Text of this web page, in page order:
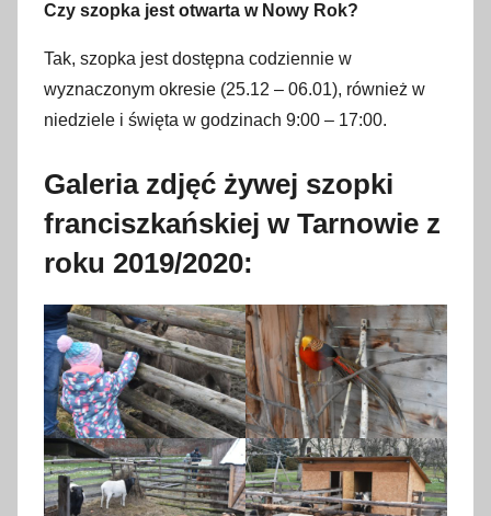
Czy szopka jest otwarta w Nowy Rok?
Tak, szopka jest dostępna codziennie w
wyznaczonym okresie (25.12 – 06.01), również w
niedziele i święta w godzinach 9:00 – 17:00.
Galeria zdjęć żywej szopki
franciszkańskiej w Tarnowie z
roku 2019/2020: